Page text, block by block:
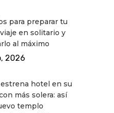
para preparar tu
en solitario y
al máximo
2026
hotel en su
más solera: así
templo